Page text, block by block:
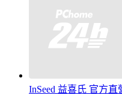
InSeed 益喜氏 官方